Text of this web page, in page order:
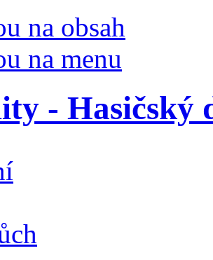
na obsah
na menu
- Hasičský